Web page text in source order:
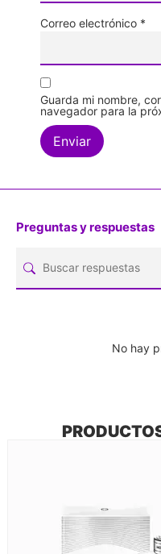
Correo electrónico *
Guarda mi nombre,
navegador para la
Preguntas y respuestas
No hay